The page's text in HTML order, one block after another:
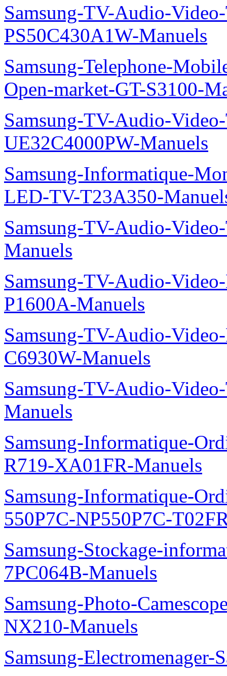
Samsung-TV-Audio-
PS50C430A1W-Manuels
Samsung-Telephone-
Open-market-GT-S3100-
Samsung-TV-Audio-
UE32C4000PW-Manuels
Samsung-Informatique-
LED-TV-T23A350-
Samsung-TV-Audio-
Manuels
Samsung-TV-Audio-
P1600A-Manuels
Samsung-TV-Audio-
C6930W-Manuels
Samsung-TV-Audio-
Manuels
Samsung-Informatique-
R719-XA01FR-Manuels
Samsung-Informatique-
550P7C-NP550P7C-
Samsung-Stockage-
7PC064B-Manuels
Samsung-Photo-
NX210-Manuels
Samsung-Electromenager-